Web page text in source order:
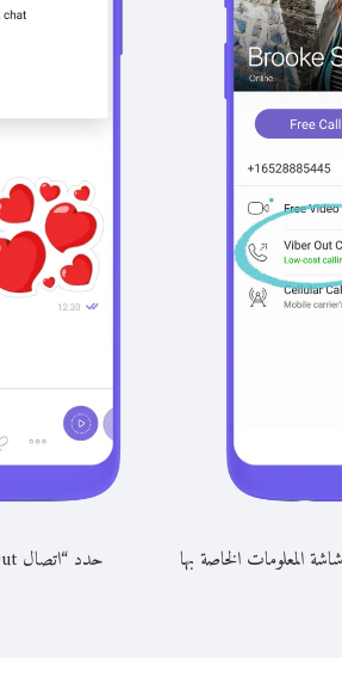
المعلومات الخاصة بها حدد “اتصال Viber Out” من عنوان المحادثة